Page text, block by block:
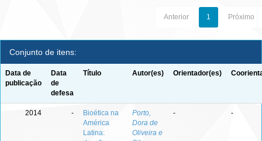
Anterior 1 Próximo
Conjunto de itens:
Data de
publicação
Data
de
defesa
Título Autor(es) Orientador(es)
2014 -
Bioética na
América
Latina:
Porto,
Dora de
Oliveira e
- -